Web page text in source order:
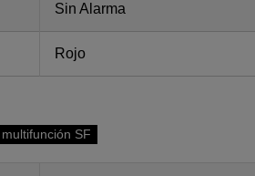
Sin Alarma
Rojo
SF